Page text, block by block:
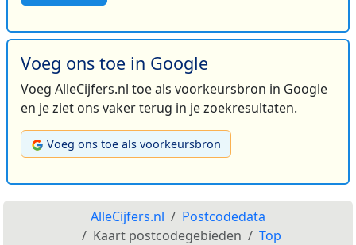
Voeg ons toe in Google
Voeg AlleCijfers.nl toe als voorkeursbron in Google
en je ziet ons vaker terug in je zoekresultaten.
Voeg ons toe als voorkeursbron
AlleCijfers.nl
Postcodedata
Kaart postcodegebieden
Top